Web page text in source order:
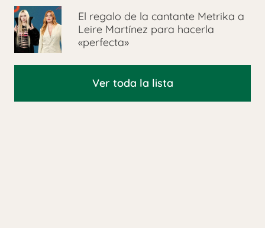
El regalo de la cantante Metrika a
Leire Martínez para hacerla
«perfecta»
Ver toda la lista